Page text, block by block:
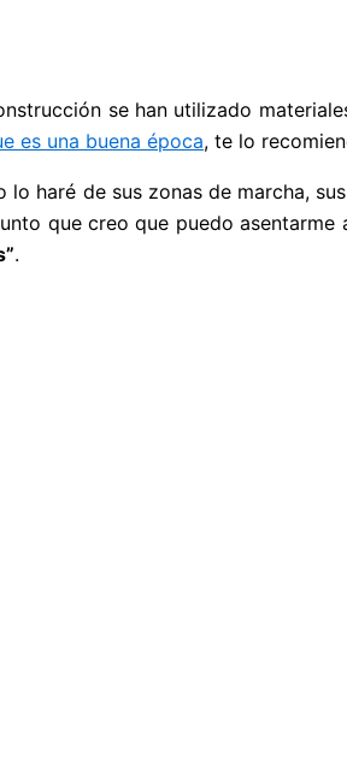
se han utilizado
es una buena época, te lo
haré de sus zonas de marcha, sus
que creo que puedo
.